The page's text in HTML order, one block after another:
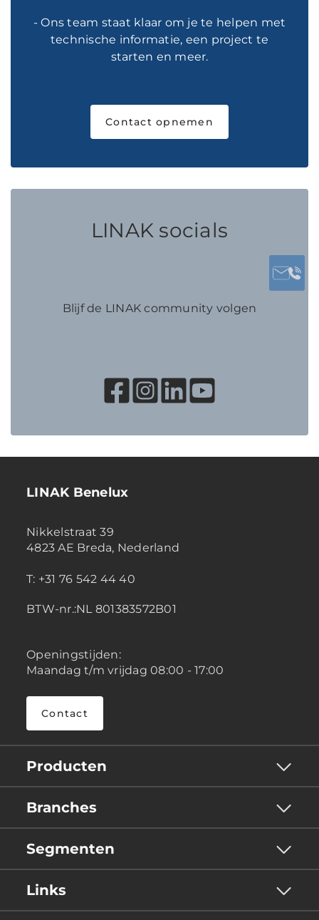
- Ons team staat klaar om je te helpen met
technische informatie, een project te
starten en meer.
Contact opnemen
LINAK socials
Blijf de LINAK community volgen
LINAK Benelux
Nikkelstraat 39
4823 AE Breda, Nederland
T: +31 76 542 44 40
BTW-nr.:NL 801383572B01
Openingstijden:
Maandag t/m vrijdag 08:00 - 17:00
Contact
Producten
Branches
Segmenten
Links